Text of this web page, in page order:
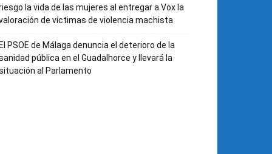
la vida de las mujeres al entregar a Vox la
de víctimas de violencia machista
PSOE de Málaga denuncia el deterioro de la
pública en el Guadalhorce y llevará la
al Parlamento